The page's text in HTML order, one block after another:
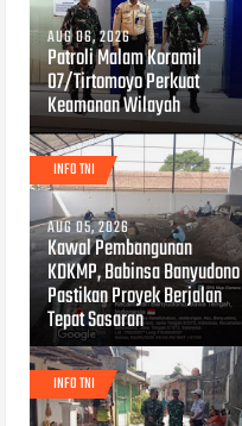
AUG 06, 2026
Patroli Malam Koramil
07/Tirtomoyo Perkuat
Keamanan Wilayah
INFO TNI
AUG 05, 2026
Kawal Pembangunan
KDKMP, Babinsa Banyudono
Pastikan Proyek Berjalan
Tepat Sasaran
INFO TNI